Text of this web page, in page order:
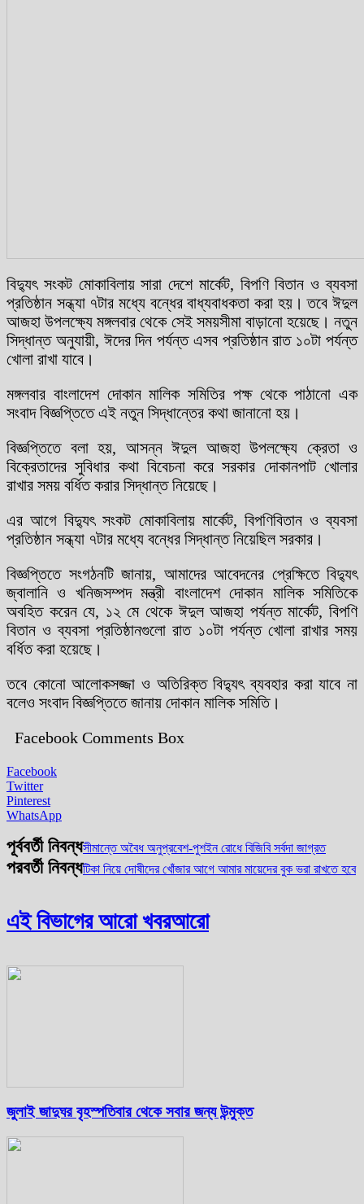
বিদ্যুৎ সংকট মোকাবিলায় সারা দেশে মার্কেট, বিপণি বিতান ও ব্যবসা
প্রতিষ্ঠান সন্ধ্যা ৭টার মধ্যে বন্ধের বাধ্যবাধকতা করা হয়। তবে ঈদুল
আজহা উপলক্ষ্যে মঙ্গলবার থেকে সেই সময়সীমা বাড়ানো হয়েছে। নতুন
সিদ্ধান্ত অনুযায়ী, ঈদের দিন পর্যন্ত এসব প্রতিষ্ঠান রাত ১০টা পর্যন্ত
খোলা রাখা যাবে।
মঙ্গলবার বাংলাদেশ দোকান মালিক সমিতির পক্ষ থেকে পাঠানো এক
সংবাদ বিজ্ঞপ্তিতে এই নতুন সিদ্ধান্তের কথা জানানো হয়।
বিজ্ঞপ্তিতে বলা হয়, আসন্ন ঈদুল আজহা উপলক্ষ্যে ক্রেতা ও
বিক্রেতাদের সুবিধার কথা বিবেচনা করে সরকার দোকানপাট খোলার
রাখার সময় বর্ধিত করার সিদ্ধান্ত নিয়েছে।
এর আগে বিদ্যুৎ সংকট মোকাবিলায় মার্কেট, বিপণিবিতান ও ব্যবসা
প্রতিষ্ঠান সন্ধ্যা ৭টার মধ্যে বন্ধের সিদ্ধান্ত নিয়েছিল সরকার।
বিজ্ঞপ্তিতে সংগঠনটি জানায়, আমাদের আবেদনের প্রেক্ষিতে বিদ্যুৎ
জ্বালানি ও খনিজসম্পদ মন্ত্রী বাংলাদেশ দোকান মালিক সমিতিকে
অবহিত করেন যে, ১২ মে থেকে ঈদুল আজহা পর্যন্ত মার্কেট, বিপণি
বিতান ও ব্যবসা প্রতিষ্ঠানগুলো রাত ১০টা পর্যন্ত খোলা রাখার সময়
বর্ধিত করা হয়েছে।
তবে কোনো আলোকসজ্জা ও অতিরিক্ত বিদ্যুৎ ব্যবহার করা যাবে না
বলেও সংবাদ বিজ্ঞপ্তিতে জানায় দোকান মালিক সমিতি।
Facebook Comments Box
Facebook
Twitter
Pinterest
WhatsApp
পূর্ববর্তী নিবন্ধসীমান্তে অবৈধ অনুপ্রবেশ-পুশইন রোধে বিজিবি সর্বদা জাগ্রত
পরবর্তী নিবন্ধটিকা নিয়ে দোষীদের খোঁজার আগে আমার মায়েদের বুক ভরা রাখতে হবে
এই বিভাগের আরো খবরআরো
জুলাই জাদুঘর বৃহস্পতিবার থেকে সবার জন্য উন্মুক্ত